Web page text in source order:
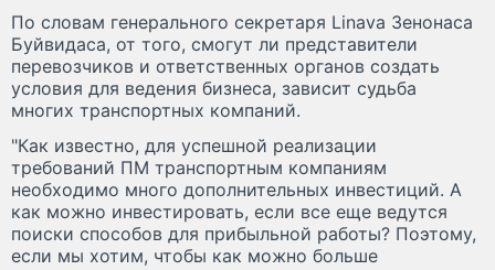
По словам генерального секретаря Linava Зенонаса
Буйвидаса, от того, смогут ли представители
перевозчиков и ответственных органов создать
условия для ведения бизнеса, зависит судьба
многих транспортных компаний.
"Как известно, для успешной реализации
требований ПМ транспортным компаниям
необходимо много дополнительных инвестиций. А
как можно инвестировать, если все еще ведутся
поиски способов для прибыльной работы? Поэтому,
если мы хотим, чтобы как можно больше